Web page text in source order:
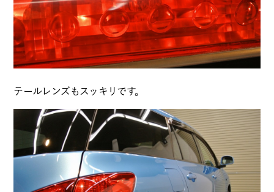
テールレンズもスッキリです。